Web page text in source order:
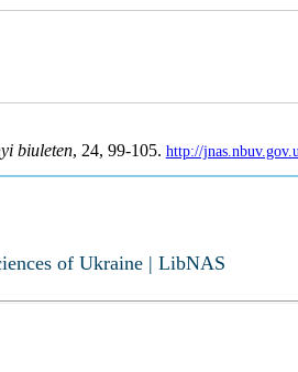
biuleten, 24, 99-105. http://
of Ukraine | LibNAS